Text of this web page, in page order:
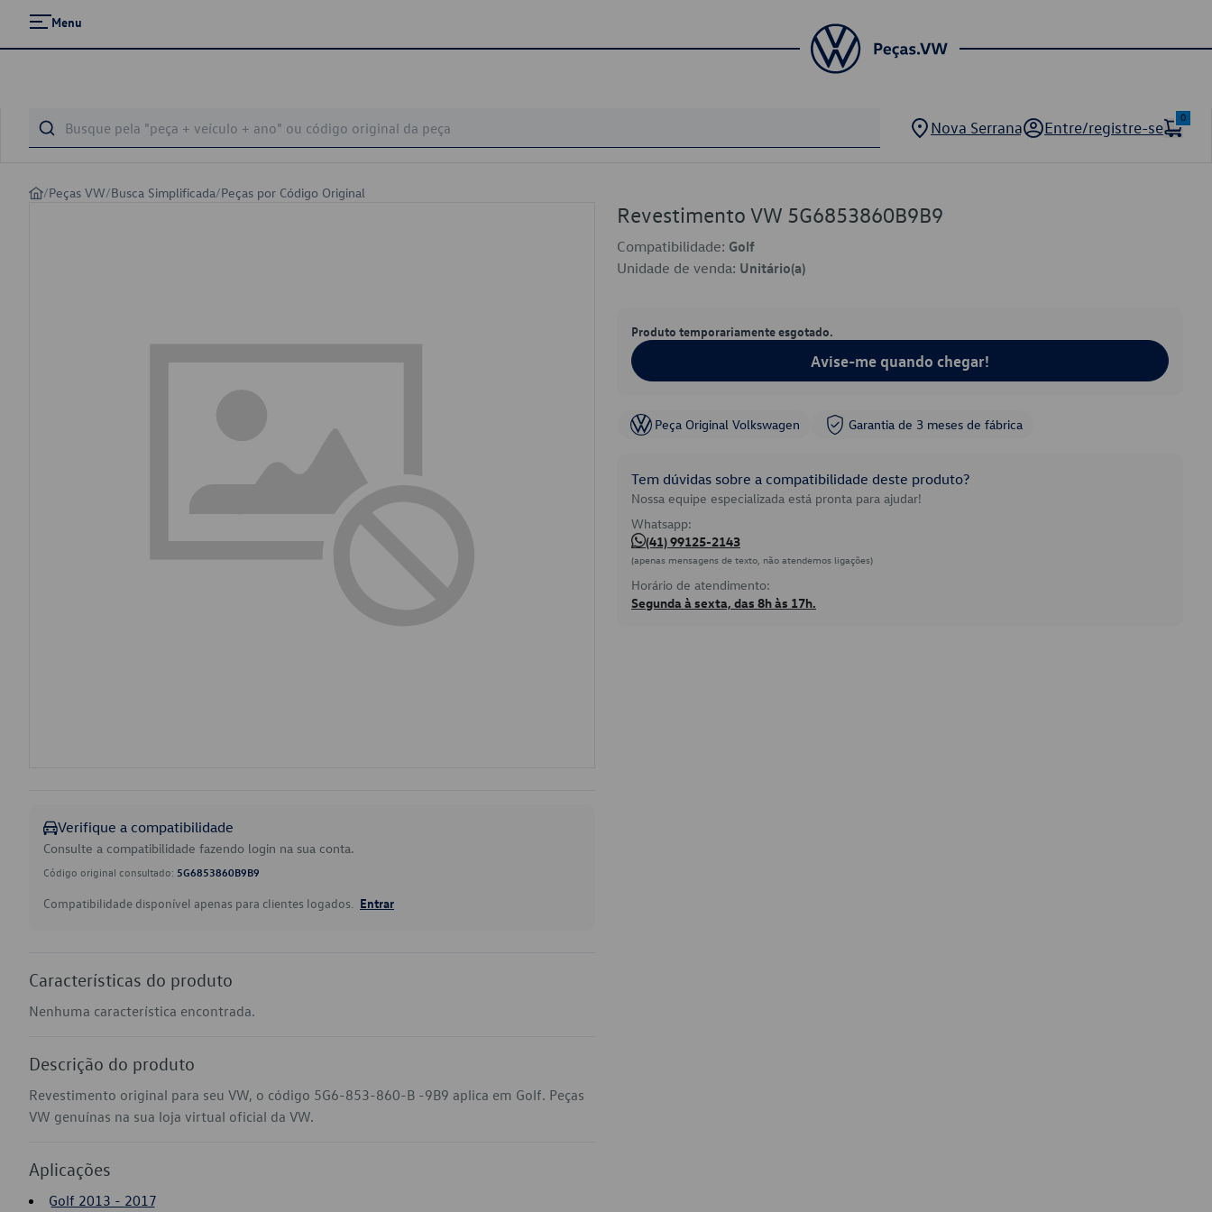
Menu
Nova Serrana Entre/registre-se
0
/Peças VW/Busca Simplificada/Peças por Código Original
Verifique a compatibilidade
Consulte a compatibilidade fazendo login na sua conta.
Código original consultado: 5G6853860B9B9
Compatibilidade disponível apenas para clientes logados. Entrar
Características do produto
Nenhuma característica encontrada.
Descrição do produto
Revestimento original para seu VW, o código 5G6-853-860-B -9B9 aplica em Golf. Peças
VW genuínas na sua loja virtual oficial da VW.
Aplicações
Golf 2013 - 2017
Revestimento VW 5G6853860B9B9
Compatibilidade: Golf
Unidade de venda: Unitário(a)
Produto temporariamente esgotado.
Avise-me quando chegar!
Peça Original Volkswagen Garantia de 3 meses de fábrica
Tem dúvidas sobre a compatibilidade deste produto?
Nossa equipe especializada está pronta para ajudar!
Whatsapp:
(41) 99125-2143
(apenas mensagens de texto, não atendemos ligações)
Horário de atendimento:
Segunda à sexta, das 8h às 17h.